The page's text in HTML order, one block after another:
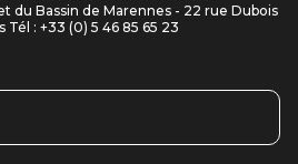
du Bassin de Marennes - 22 rue Dubois
: +33 (0) 5 46 85 65 23